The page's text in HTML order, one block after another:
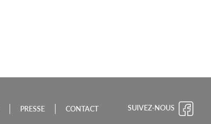
PRESSE CONTACT SUIVEZ-NOUS